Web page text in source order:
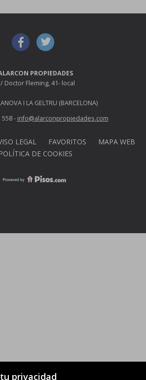
privacidad
PROPIEDADES
Doctor Fleming, 41- local
I LA GELTRU (BARCELONA)
558 - info@alarconpropiedades.com
LEGAL FAVORITOS
MAPA WEB
POLÍTICA DE COOKIES